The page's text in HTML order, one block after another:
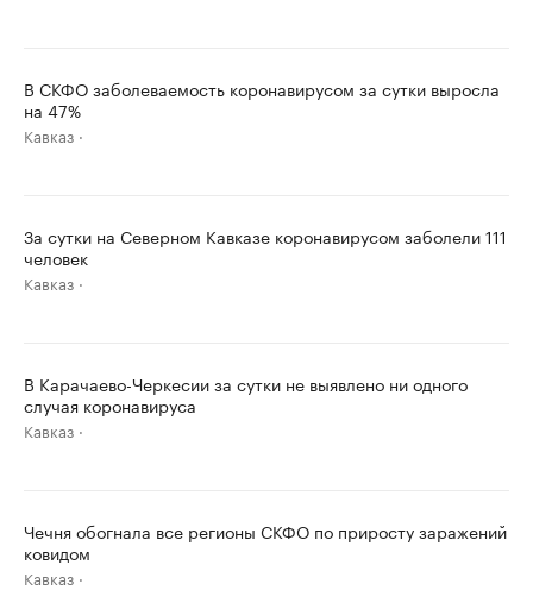
В СКФО заболеваемость коронавирусом за сутки выросла
на 47%
Кавказ
За сутки на Северном Кавказе коронавирусом заболели 111
человек
Кавказ
В Карачаево-Черкесии за сутки не выявлено ни одного
случая коронавируса
Кавказ
Чечня обогнала все регионы СКФО по приросту заражений
ковидом
Кавказ